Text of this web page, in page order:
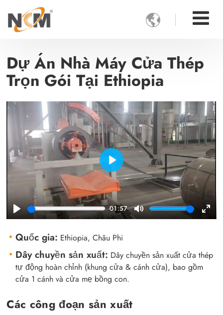

Dự Án Nhà Máy Cửa Thép
Trọn Gói Tại Ethiopia
Play
01:57
Mute
Play
Quốc gia: Ethiopia, Châu Phi
Dây chuyền sản xuất: Dây chuyền sản xuất cửa thép
tự động hoàn chỉnh (khung cửa & cánh cửa), bao gồm
cửa 1 cánh và cửa mẹ bồng con.
Các công đoạn sản xuất